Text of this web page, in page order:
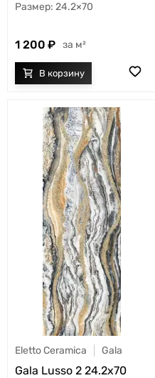
24.2×70
1 200 м²
Eletto Ceramica Gala
Gala Lusso 2 24.2x70